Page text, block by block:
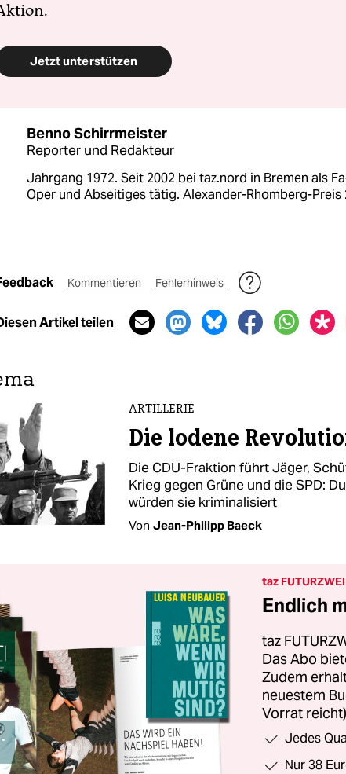
Jetzt unterstützen
Benno Schirrmeister
Reporter und Redakteur
Jahrgang 1972. Seit 2002 bei taz.nord in Bremen als
Oper und Abseitiges tätig. Alexander-Rhomberg-Preis
Kommentieren Fehlerhinweis
Artikel teilen
ARTILLERIE
Die lodene
Die CDU-Fraktion führt Jäger,
Krieg gegen Grüne und die SPD:
würden sie kriminalisiert
Von Jean-Philipp Baeck
taz
Endlich
taz
Das Abo
Zudem
neuestem
Vorrat
Jedes
Nur 38